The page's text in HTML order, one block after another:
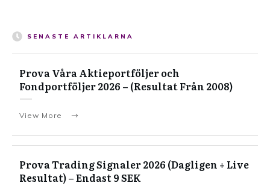
SENASTE ARTIKLARNA
Prova Våra Aktieportföljer och
Fondportföljer 2026 – (Resultat Från 2008)
View More
Prova Trading Signaler 2026 (Dagligen + Live
Resultat) – Endast 9 SEK